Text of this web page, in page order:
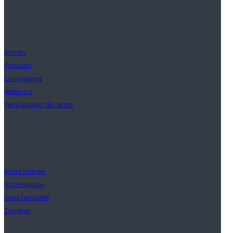
Articles
Podcasts
Livres blancs
Webinars
Témoignages de clients
Notre histoire
Notre équipe
Dans l'actualité
Carrières